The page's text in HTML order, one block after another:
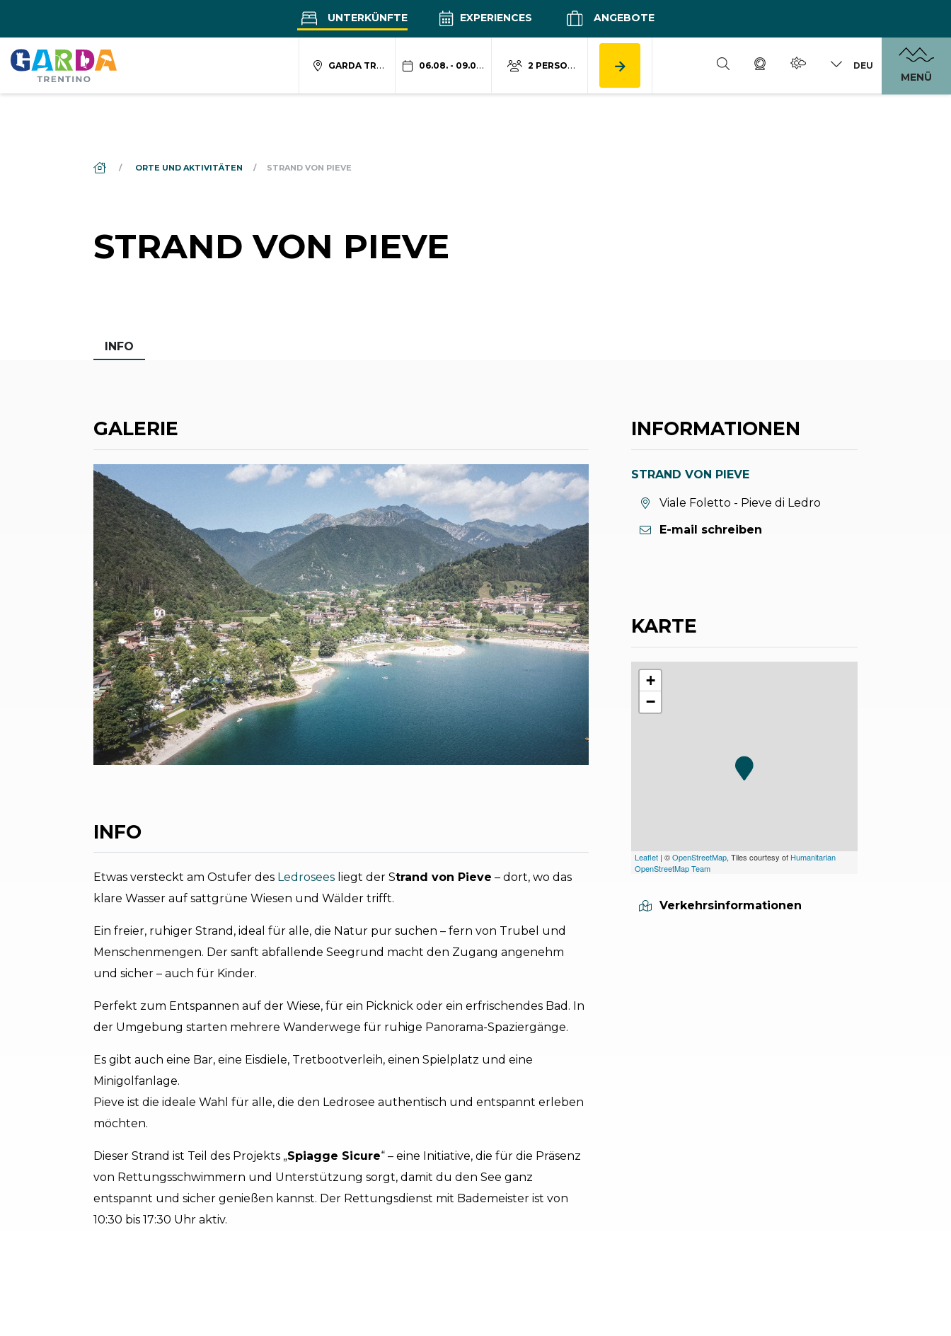
UNTERKÜNFTE EXPERIENCES ANGEBOTE
GARDA TRENTINO 06.08. - 09.08. 2 PERSONEN DEU
MENÜ
DS_BREADCRUMB.HOME
ORTE UND AKTIVITÄTEN STRAND VON PIEVE
STRAND VON PIEVE
INFO
GALERIE
INFO
Etwas versteckt am Ostufer des Ledrosees liegt der Strand von Pieve – dort, wo das
klare Wasser auf sattgrüne Wiesen und Wälder trifft.
Ein freier, ruhiger Strand, ideal für alle, die Natur pur suchen – fern von Trubel und
Menschenmengen. Der sanft abfallende Seegrund macht den Zugang angenehm
und sicher – auch für Kinder.
Perfekt zum Entspannen auf der Wiese, für ein Picknick oder ein erfrischendes Bad. In
der Umgebung starten mehrere Wanderwege für ruhige Panorama-Spaziergänge.
Es gibt auch eine Bar, eine Eisdiele, Tretbootverleih, einen Spielplatz und eine
Minigolfanlage.
Pieve ist die ideale Wahl für alle, die den Ledrosee authentisch und entspannt erleben
möchten.
Dieser Strand ist Teil des Projekts „Spiagge Sicure“ – eine Initiative, die für die Präsenz
von Rettungsschwimmern und Unterstützung sorgt, damit du den See ganz
entspannt und sicher genießen kannst. Der Rettungsdienst mit Bademeister ist von
10:30 bis 17:30 Uhr aktiv.
INFORMATIONEN
STRAND VON PIEVE
aria.location:
Viale Foletto - Pieve di Ledro
E-mail schreiben
KARTE
+
−
Leaflet | ©OpenStreetMap, Tiles courtesy of Humanitarian
OpenStreetMap Team
Verkehrsinformationen